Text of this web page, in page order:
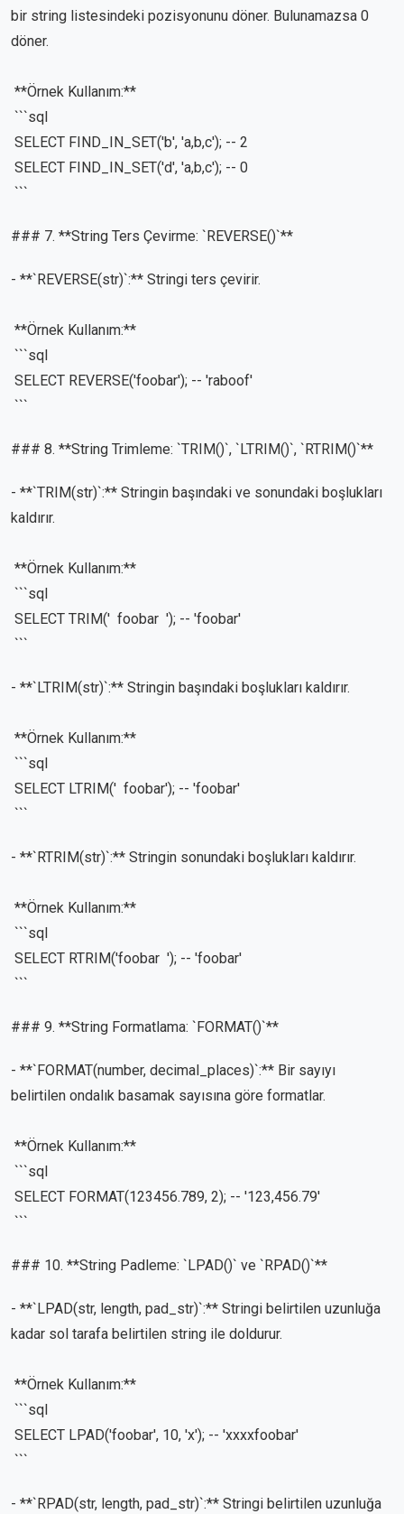
bir string listesindeki pozisyonunu döner. Bulunamazsa 0
döner.
**Örnek Kullanım:**
```sql
SELECT FIND_IN_SET('b', 'a,b,c'); -- 2
SELECT FIND_IN_SET('d', 'a,b,c'); -- 0
```
### 7. **String Ters Çevirme: `REVERSE()`**
- **`REVERSE(str)`:** Stringi ters çevirir.
**Örnek Kullanım:**
```sql
SELECT REVERSE('foobar'); -- 'raboof'
```
### 8. **String Trimleme: `TRIM()`, `LTRIM()`, `RTRIM()`**
- **`TRIM(str)`:** Stringin başındaki ve sonundaki boşlukları
kaldırır.
**Örnek Kullanım:**
```sql
SELECT TRIM(' foobar '); -- 'foobar'
```
- **`LTRIM(str)`:** Stringin başındaki boşlukları kaldırır.
**Örnek Kullanım:**
```sql
SELECT LTRIM(' foobar'); -- 'foobar'
```
- **`RTRIM(str)`:** Stringin sonundaki boşlukları kaldırır.
**Örnek Kullanım:**
```sql
SELECT RTRIM('foobar '); -- 'foobar'
```
### 9. **String Formatlama: `FORMAT()`**
- **`FORMAT(number, decimal_places)`:** Bir sayıyı
belirtilen ondalık basamak sayısına göre formatlar.
**Örnek Kullanım:**
```sql
SELECT FORMAT(123456.789, 2); -- '123,456.79'
```
### 10. **String Padleme: `LPAD()` ve `RPAD()`**
- **`LPAD(str, length, pad_str)`:** Stringi belirtilen uzunluğa
kadar sol tarafa belirtilen string ile doldurur.
**Örnek Kullanım:**
```sql
SELECT LPAD('foobar', 10, 'x'); -- 'xxxxfoobar'
```
- **`RPAD(str, length, pad_str)`:** Stringi belirtilen uzunluğa